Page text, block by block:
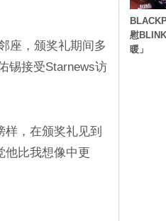
座，颁奖礼期间多
锡接受Starnews访
，在颁奖礼见到
他比我想像中更
慰
暖」